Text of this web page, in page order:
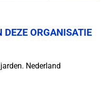
DEZE ORGANISATIE
Nederland